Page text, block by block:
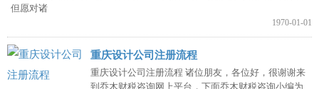
但愿对诸
1970-01-01
重庆设计公司注册流程
重庆设计公司注册流程 诸位朋友，各位好，很谢谢来
到乔木财税咨询网上平台，下面乔木财税咨询小编为